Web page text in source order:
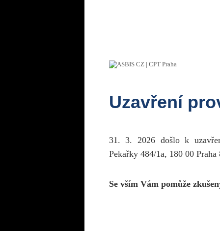
Uzavření
31. 3. 2026 došlo k
Pekařky 484/1a, 180 00 Praha
Se vším Vám pomůže